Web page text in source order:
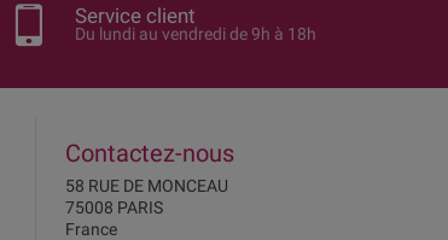
Service client
Du lundi au vendredi de 9h à 18h
Contactez-nous
58 RUE DE MONCEAU
75008 PARIS
France